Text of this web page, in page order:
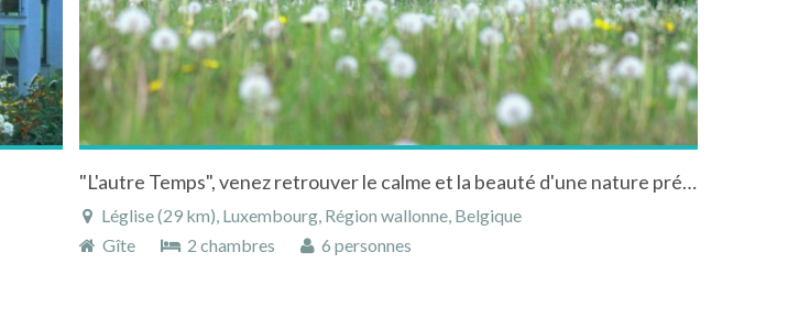
"L'autre Temps", venez retrouver le calme et la beauté d'une nature préservée.
Léglise (29 km), Luxembourg, Région wallonne, Belgique
Gîte
2 chambres 6 personnes